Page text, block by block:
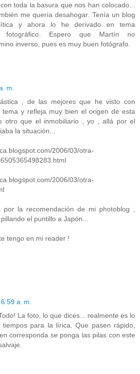
toda la basura que nos han colocado...
me quería desahogar. Tenía un blog
y ahora lo he derivado en tema
fotográfico. Espero que Martín no
inverso, pues es muy buen fotógrafo.
m.
, de las mejores que he visto con
tema y refleja muy bien el origen de esta
otro que el inmobiliario , yo , allá por el
la situación...
2006/03/otra-
2006/03/otra-
por la recomendación de mi photoblog ,
el puntillo a Japón...
tengo en mi reader !
6:59 a. m.
La foto, lo que dices... realmente es lo
para la lírica. Que pasen rápido,
corresponda se ponga las pilas con este